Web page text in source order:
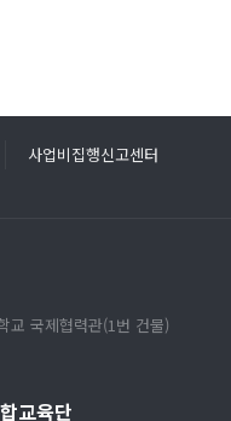
사업비집행신고센터
교 국제협력관(1번 건물)
교육단